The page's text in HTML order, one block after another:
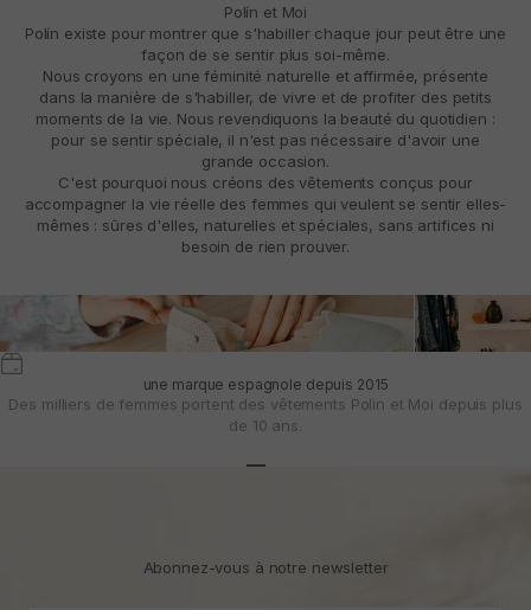
Polín et Moi
Polín existe pour montrer que s'habiller chaque jour peut être une
façon de se sentir plus soi-même.
Nous croyons en une féminité naturelle et affirmée, présente
dans la manière de s'habiller, de vivre et de profiter des petits
moments de la vie. Nous revendiquons la beauté du quotidien :
pour se sentir spéciale, il n'est pas nécessaire d'avoir une
grande occasion.
C'est pourquoi nous créons des vêtements conçus pour
accompagner la vie réelle des femmes qui veulent se sentir elles-
mêmes : sûres d'elles, naturelles et spéciales, sans artifices ni
besoin de rien prouver.
une marque espagnole depuis 2015
Des milliers de femmes portent des vêtements Polin et Moi depuis plus
de 10 ans.
Abonnez-vous à notre newsletter